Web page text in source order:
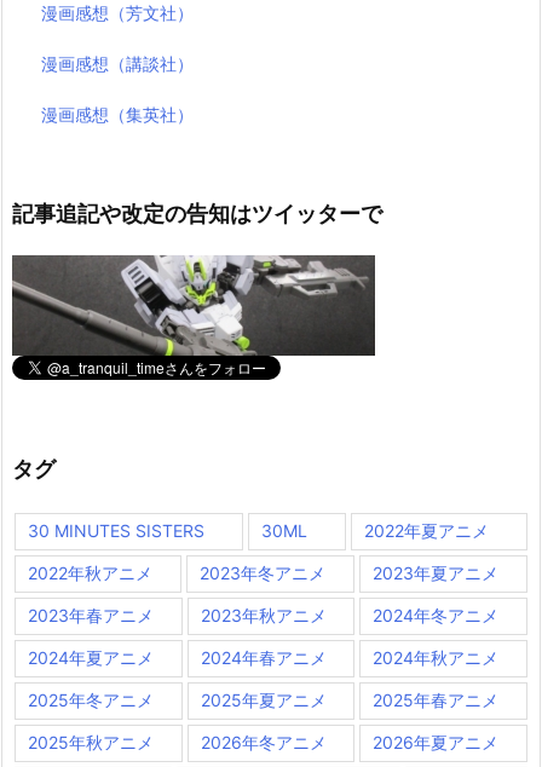
漫画感想（芳文社）
漫画感想（講談社）
漫画感想（集英社）
記事追記や改定の告知はツイッターで
タグ
30 MINUTES SISTERS 30ML 2022年夏アニメ
2022年秋アニメ 2023年冬アニメ 2023年夏アニメ
2023年春アニメ 2023年秋アニメ 2024年冬アニメ
2024年夏アニメ 2024年春アニメ 2024年秋アニメ
2025年冬アニメ 2025年夏アニメ 2025年春アニメ
2025年秋アニメ 2026年冬アニメ 2026年夏アニメ